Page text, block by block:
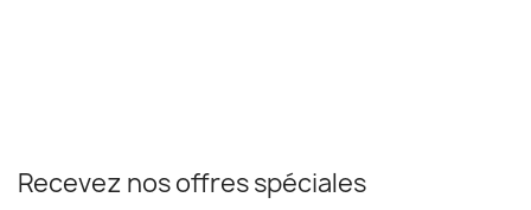
Recevez nos offres spéciales